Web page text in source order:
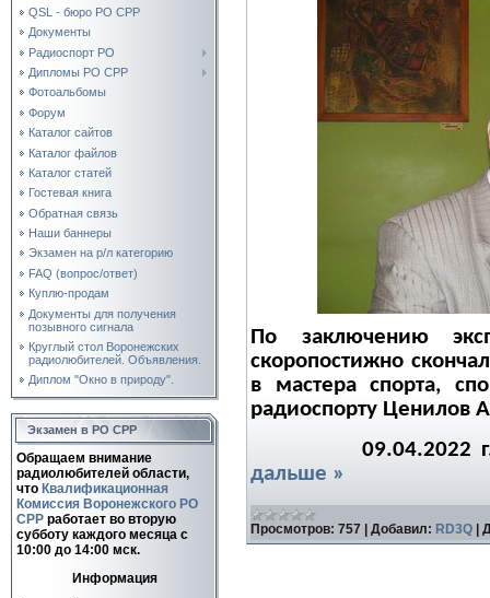
QSL - бюро РО СРР
Документы
Радиоспорт РО
Дипломы РО СРР
Фотоальбомы
Форум
Каталог сайтов
Каталог файлов
Каталог статей
Гостевая книга
Обратная связь
Наши баннеры
Экзамен на р/л категорию
FAQ (вопрос/ответ)
Куплю-продам
Документы для получения
позывного сигнала
Круглый стол Воронежских
радиолюбителей. Объявления.
Диплом "Окно в природу".
Экзамен в РО СРР
Обращаем внимание
радиолюбителей области,
что Квалификационная
Комиссия Воронежского РО
СРР работает во вторую
субботу каждого месяца c
10:00 до 14:00 мск.
Информация
По заключению
скоропостижно
в мастера спорта,
радиоспорту Ценилов
09.04.2022 г. с
дальше »
Просмотров: 757 Добавил: RD3Q